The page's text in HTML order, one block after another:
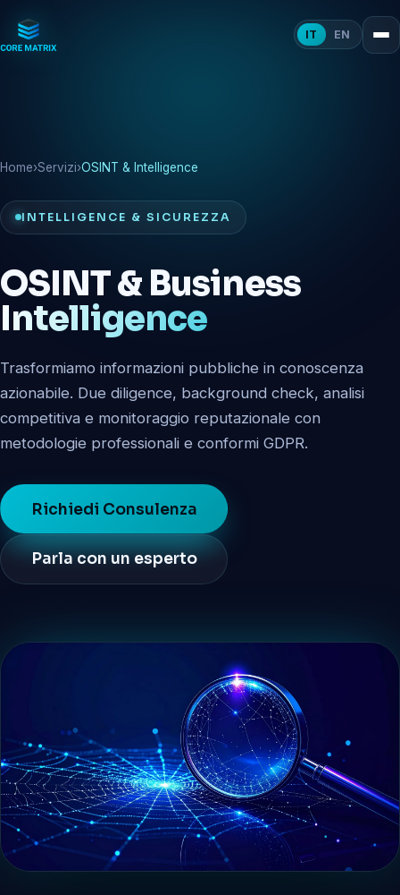
IT EN
Home›Servizi›OSINT & Intelligence
INTELLIGENCE & SICUREZZA
OSINT & Business
Intelligence
Trasformiamo informazioni pubbliche in conoscenza
azionabile. Due diligence, background check, analisi
competitiva e monitoraggio reputazionale con
metodologie professionali e conformi GDPR.
Richiedi Consulenza
Parla con un esperto